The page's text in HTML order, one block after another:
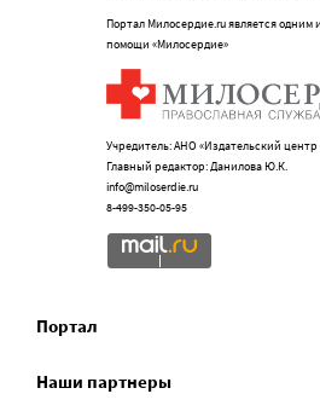
Портал Милосердие.ru является одним
помощи «Милосердие»
Учредитель: АНО «Издательский
Главный редактор: Данилова Ю.К.
info@miloserdie.ru
8-499-350-05-95
Портал
Наши партнеры